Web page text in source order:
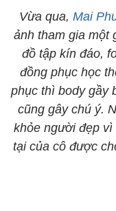
Vừa qua, Mai
ảnh tham gia một
đồ tập kín đáo,
đồng phục học
phục thì body gầy
cũng gây chú ý.
khỏe người đẹp
tại của cô được